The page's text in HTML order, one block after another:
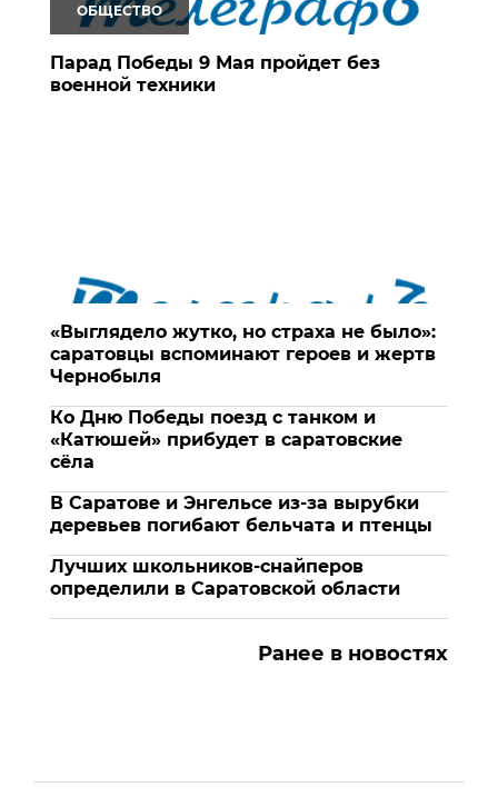
ОБЩЕСТВО
Парад Победы 9 Мая пройдет без
военной техники
«Выглядело жутко, но страха не было»:
саратовцы вспоминают героев и жертв
Чернобыля
Ко Дню Победы поезд с танком и
«Катюшей» прибудет в саратовские
сёла
В Саратове и Энгельсе из-за вырубки
деревьев погибают бельчата и птенцы
Лучших школьников-снайперов
определили в Саратовской области
Ранее в новостях